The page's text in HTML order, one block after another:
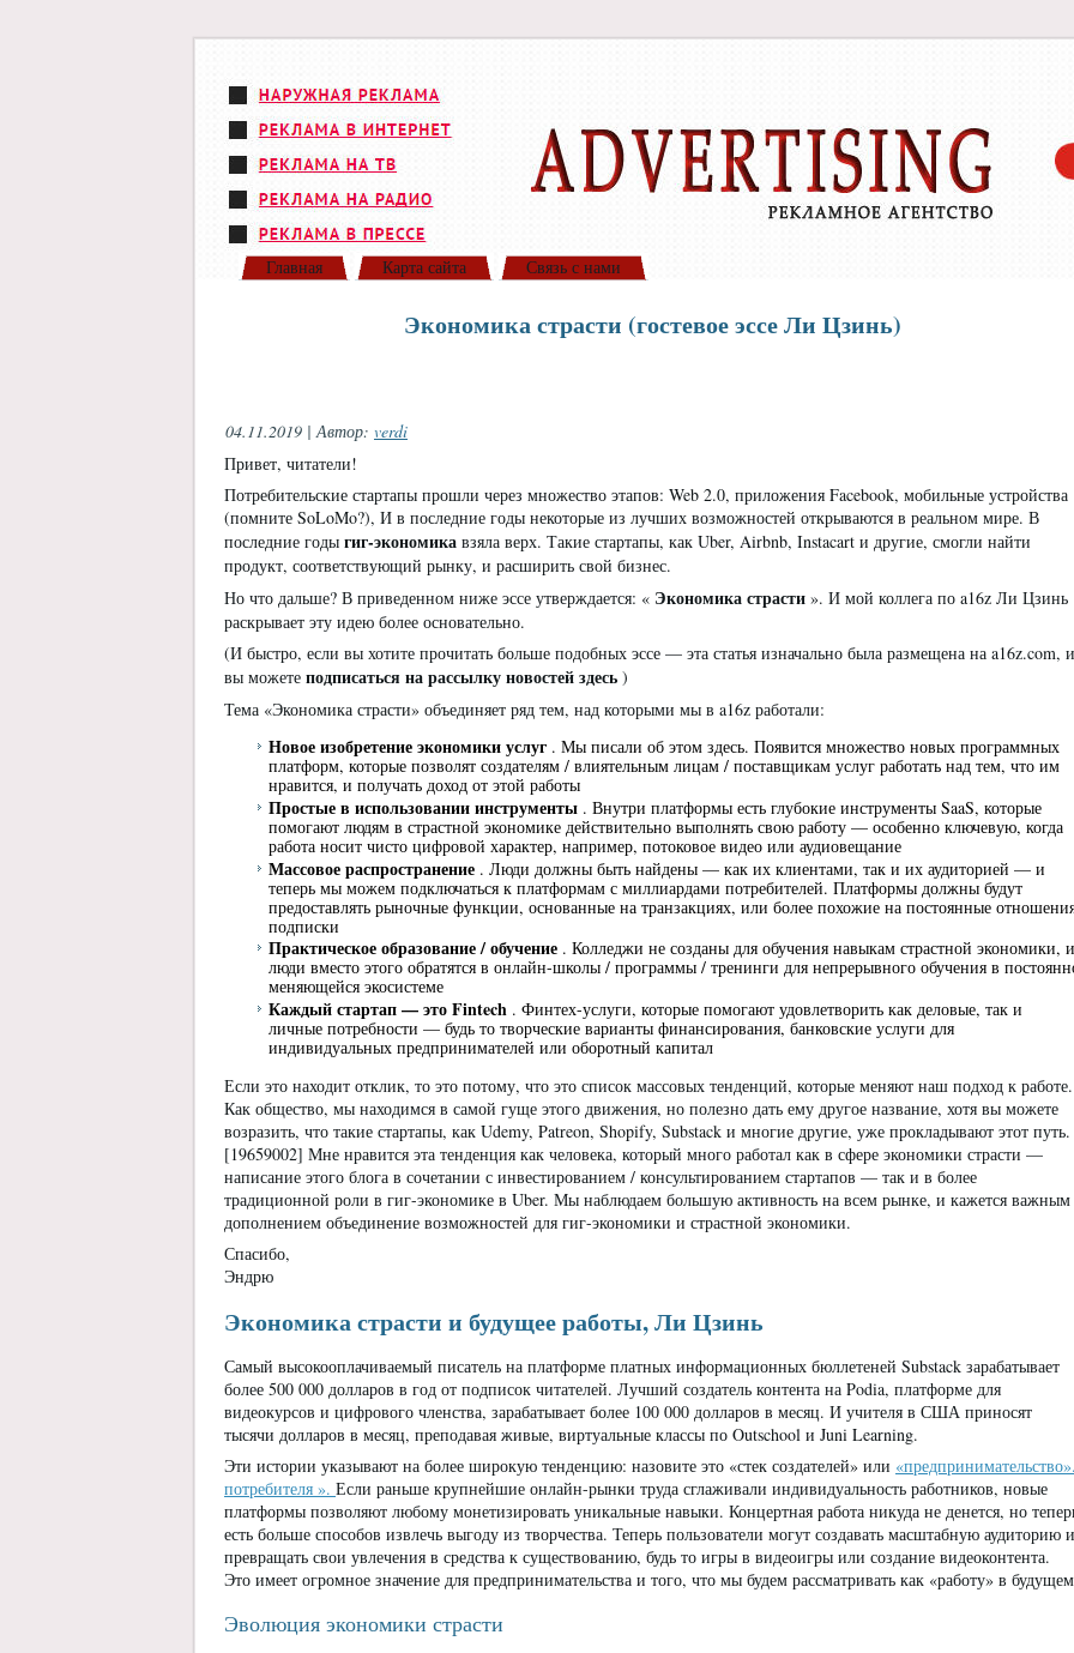
Главная Карта сайта Связь с нами
Экономика страсти (гостевое эссе Ли Цзинь)
04.11.2019 | Автор: verdi
Привет, читатели!
Потребительские стартапы прошли через множество этапов: Web 2.0, приложения Facebook, мобильные устройства
(помните SoLoMo?), И в последние годы некоторые из лучших возможностей открываются в реальном мире. В
последние годы гиг-экономика взяла верх. Такие стартапы, как Uber, Airbnb, Instacart и другие, смогли найти
продукт, соответствующий рынку, и расширить свой бизнес.
Но что дальше? В приведенном ниже эссе утверждается: « Экономика страсти ». И мой коллега по a16z Ли Цзинь
раскрывает эту идею более основательно.
(И быстро, если вы хотите прочитать больше подобных эссе — эта статья изначально была размещена на a16z.com, и
вы можете подписаться на рассылку новостей здесь )
Тема «Экономика страсти» объединяет ряд тем, над которыми мы в a16z работали:
Новое изобретение экономики услуг . Мы писали об этом здесь. Появится множество новых программных
платформ, которые позволят создателям / влиятельным лицам / поставщикам услуг работать над тем, что им
нравится, и получать доход от этой работы
Простые в использовании инструменты . Внутри платформы есть глубокие инструменты SaaS, которые
помогают людям в страстной экономике действительно выполнять свою работу — особенно ключевую, когда
работа носит чисто цифровой характер, например, потоковое видео или аудиовещание
Массовое распространение . Люди должны быть найдены — как их клиентами, так и их аудиторией — и
теперь мы можем подключаться к платформам с миллиардами потребителей. Платформы должны будут
предоставлять рыночные функции, основанные на транзакциях, или более похожие на постоянные
подписки
Практическое образование / обучение . Колледжи не созданы для обучения навыкам страстной экономики, и
люди вместо этого обратятся в онлайн-школы / программы / тренинги для непрерывного обучения в
меняющейся экосистеме
Каждый стартап — это Fintech . Финтех-услуги, которые помогают удовлетворить как деловые, так и
личные потребности — будь то творческие варианты финансирования, банковские услуги для
индивидуальных предпринимателей или оборотный капитал
Если это находит отклик, то это потому, что это список массовых тенденций, которые меняют наш подход к работе.
Как общество, мы находимся в самой гуще этого движения, но полезно дать ему другое название, хотя вы можете
возразить, что такие стартапы, как Udemy, Patreon, Shopify, Substack и многие другие, уже прокладывают этот путь.
[19659002] Мне нравится эта тенденция как человека, который много работал как в сфере экономики страсти —
написание этого блога в сочетании с инвестированием / консультированием стартапов — так и в более
традиционной роли в гиг-экономике в Uber. Мы наблюдаем большую активность на всем рынке, и кажется важным
дополнением объединение возможностей для гиг-экономики и страстной экономики.
Спасибо,
Эндрю
Экономика страсти и будущее работы, Ли Цзинь
Самый высокооплачиваемый писатель на платформе платных информационных бюллетеней Substack зарабатывает
более 500 000 долларов в год от подписок читателей. Лучший создатель контента на Podia, платформе для
видеокурсов и цифрового членства, зарабатывает более 100 000 долларов в месяц. И учителя в США приносят
тысячи долларов в месяц, преподавая живые, виртуальные классы по Outschool и Juni Learning.
Эти истории указывают на более широкую тенденцию: назовите это «стек создателей» или «предпринимательство».
потребителя ». Если раньше крупнейшие онлайн-рынки труда сглаживали индивидуальность работников, новые
платформы позволяют любому монетизировать уникальные навыки. Концертная работа никуда не денется, но
есть больше способов извлечь выгоду из творчества. Теперь пользователи могут создавать масштабную аудиторию и
превращать свои увлечения в средства к существованию, будь то игры в видеоигры или создание видеоконтента.
Это имеет огромное значение для предпринимательства и того, что мы будем рассматривать как «работу» в
Эволюция экономики страсти